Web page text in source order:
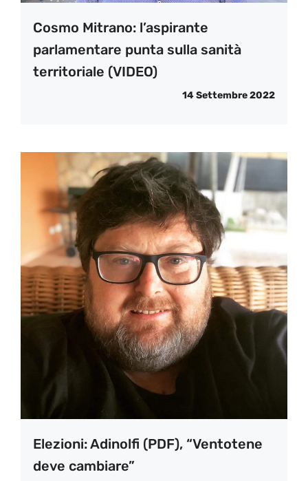
Cosmo Mitrano: l’aspirante
parlamentare punta sulla sanità
territoriale (VIDEO)
14 Settembre 2022
Elezioni: Adinolfi (PDF), “Ventotene
deve cambiare”